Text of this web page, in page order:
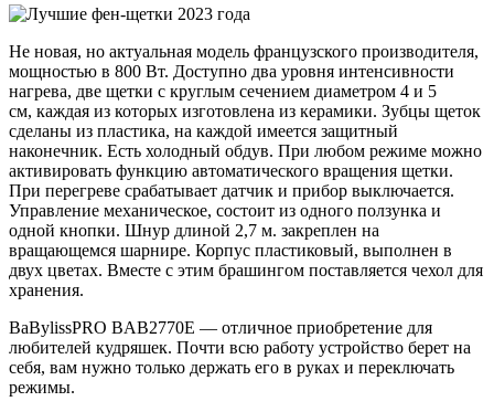
Не новая, но актуальная модель французского производителя,
мощностью в 800 Вт. Доступно два уровня интенсивности
нагрева, две щетки с круглым сечением диаметром 4 и 5
см, каждая из которых изготовлена из керамики. Зубцы щеток
сделаны из пластика, на каждой имеется защитный
наконечник. Есть холодный обдув. При любом режиме можно
активировать функцию автоматического вращения щетки.
При перегреве срабатывает датчик и прибор выключается.
Управление механическое, состоит из одного ползунка и
одной кнопки. Шнур длиной 2,7 м. закреплен на
вращающемся шарнире. Корпус пластиковый, выполнен в
двух цветах. Вместе с этим брашингом поставляется чехол для
хранения.
BaBylissPRO BAB2770E — отличное приобретение для
любителей кудряшек. Почти всю работу устройство берет на
себя, вам нужно только держать его в руках и переключать
режимы.